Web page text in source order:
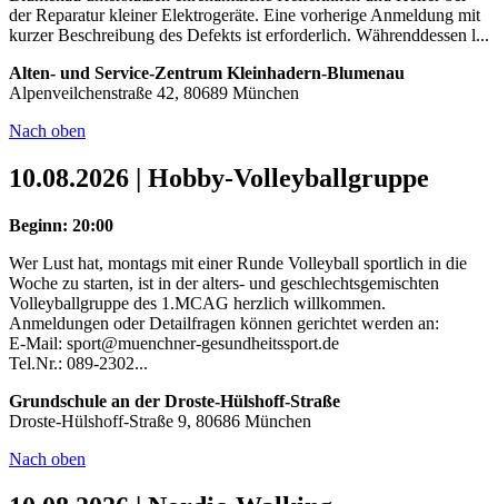
der Reparatur kleiner Elektrogeräte. Eine vorherige Anmeldung mit
kurzer Beschreibung des Defekts ist erforderlich. Währenddessen l...
Alten- und Service-Zentrum Kleinhadern-Blumenau
Alpenveilchenstraße 42, 80689 München
Nach oben
10.08.2026 | Hobby-Volleyballgruppe
Beginn: 20:00
Wer Lust hat, montags mit einer Runde Volleyball sportlich in die
Woche zu starten, ist in der alters- und geschlechtsgemischten
Volleyballgruppe des 1.MCAG herzlich willkommen.
Anmeldungen oder Detailfragen können gerichtet werden an:
E-Mail: sport@muenchner-gesundheitssport.de
Tel.Nr.: 089-2302...
Grundschule an der Droste-Hülshoff-Straße
Droste-Hülshoff-Straße 9, 80686 München
Nach oben